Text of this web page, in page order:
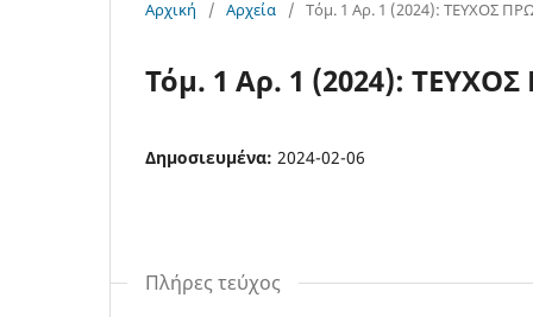
Αρχική / Αρχεία / Τόμ. 1 Αρ. 1 (2024): ΤΕΥΧΟΣ
Τόμ. 1 Αρ. 1 (2024):
Δημοσιευμένα: 2024-02-06
Πλήρες τεύχος